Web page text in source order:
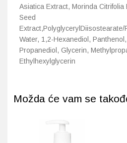
Asiatica Extract, Morinda Citrifolia
Seed
Water, 1,2-Hexanediol,
Propanediol, Glycerin,
Ethylhexylglycerin
Možda će vam se